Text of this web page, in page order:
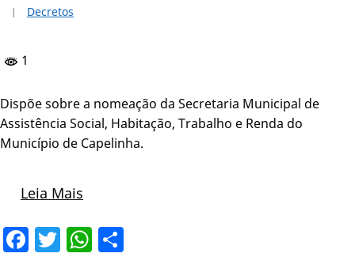
Decretos
1
Dispõe sobre a nomeação da Secretaria Municipal de
Assistência Social, Habitação, Trabalho e Renda do
Município de Capelinha.
Leia Mais
Facebook
TwitterWhatsApp